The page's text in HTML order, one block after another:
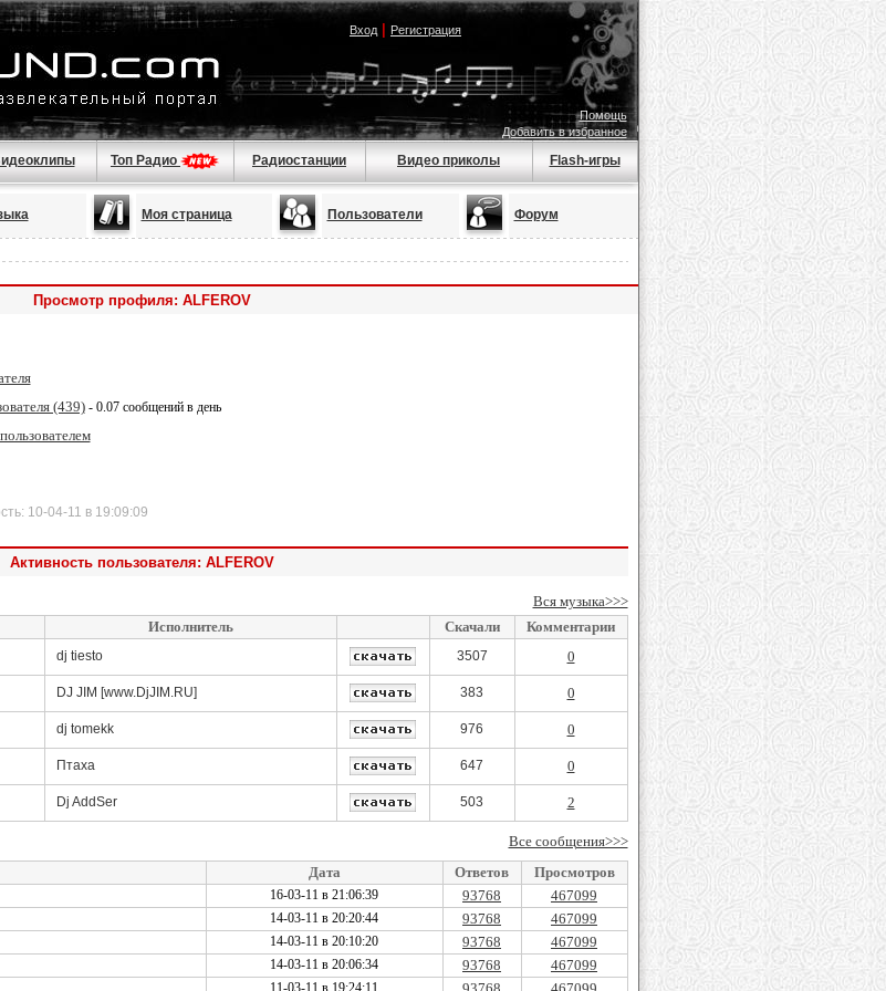
Вход| Регистрация
Помощь
Добавить в избранное
Топ Радио Радиостанции Видео приколы Flash-игры
Моя страница Пользователи Форум
Просмотр профиля: ALFEROV
(439)- 0.07 сообщений в день
10-04-11 в 19:09:09
Активность пользователя: ALFEROV
Вся музыка>>>
Исполнитель Скачали
Комментарии
dj tiesto 3507 0
DJ JIM [www.DjJIM.RU] 383 0
dj tomekk 976 0
Птаха 647 0
Dj AddSer 503 2
Все сообщения>>>
Дата Ответов Просмотров
16-03-11 в 21:06:39 93768 467099
14-03-11 в 20:20:44 93768 467099
14-03-11 в 20:10:20 93768 467099
14-03-11 в 20:06:34 93768 467099
11-03-11 в 19:24:11